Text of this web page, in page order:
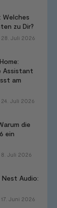
Welches
zu Dir?
28. Juli 2026
Assistant
am
24. Juli 2026
die
ein
8. Juli 2026
Nest Audio:
17. Juni 2026